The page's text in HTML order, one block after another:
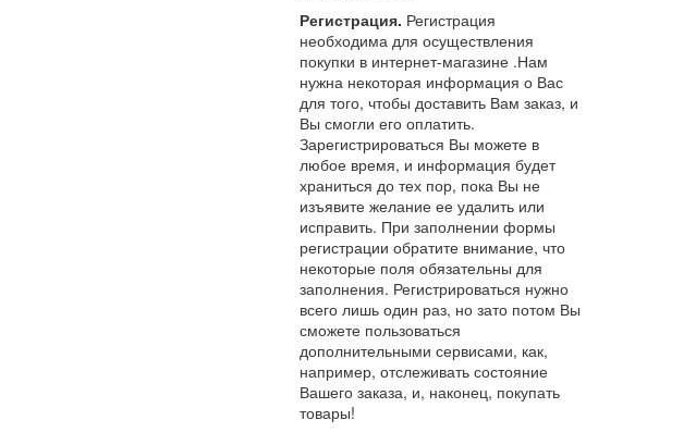
Регистрация. Регистрация
необходима для осуществления
покупки в интернет-магазине .Нам
нужна некоторая информация о Вас
для того, чтобы доставить Вам заказ, и
Вы смогли его оплатить.
Зарегистрироваться Вы можете в
любое время, и информация будет
храниться до тех пор, пока Вы не
изъявите желание ее удалить или
исправить. При заполнении формы
регистрации обратите внимание, что
некоторые поля обязательны для
заполнения. Регистрироваться нужно
всего лишь один раз, но зато потом Вы
сможете пользоваться
дополнительными сервисами, как,
например, отслеживать состояние
Вашего заказа, и, наконец, покупать
товары!